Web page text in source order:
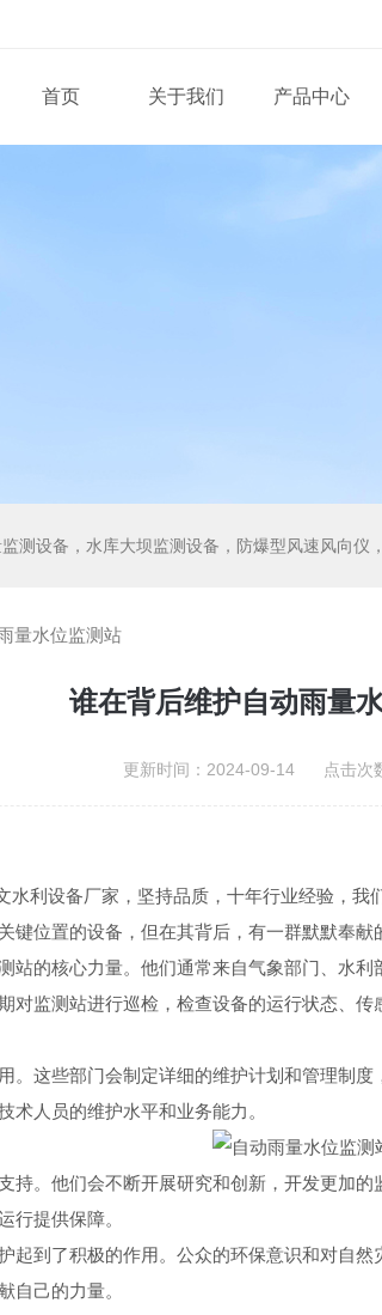
首页 关于我们 产品中心
测设备，水库大坝监测设备，防爆型风速风向仪
量水位监测站
谁在背后维护自动雨量
更新时间：2024-09-14 点击次
设备厂家，坚持品质，十年行业经验，我们
位置的设备，但在其背后，有一群默默奉献
的核心力量。他们通常来自气象部门、水利
对监测站进行巡检，检查设备的运行状态、
这些部门会制定详细的维护计划和管理制度
人员的维护水平和业务能力。
。他们会不断开展研究和创新，开发更加的
行提供保障。
到了积极的作用。公众的环保意识和对自然
自己的力量。